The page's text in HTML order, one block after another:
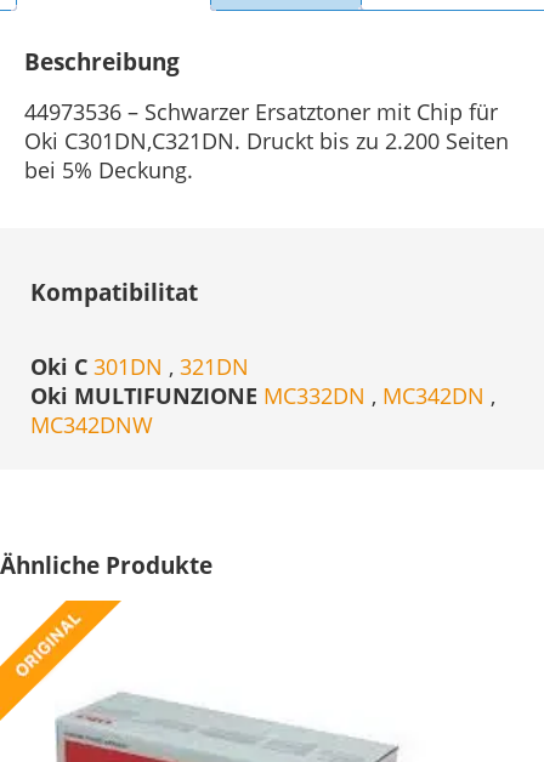
Beschreibung
44973536 – Schwarzer Ersatztoner mit Chip für
Oki C301DN,C321DN. Druckt bis zu 2.200 Seiten
bei 5% Deckung.
Kompatibilitat
Oki C 301DN , 321DN
Oki MULTIFUNZIONE MC332DN , MC342DN ,
MC342DNW
Ähnliche Produkte